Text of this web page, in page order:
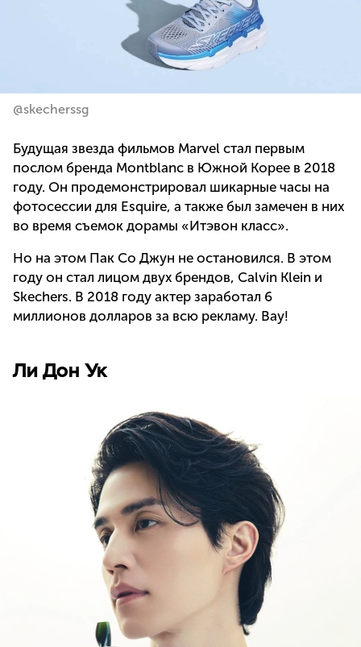
@skecherssg
Будущая звезда фильмов Marvel стал первым
послом бренда Montblanc в Южной Корее в 2018
году. Он продемонстрировал шикарные часы на
фотосессии для Esquire, а также был замечен в них
во время съемок дорамы «Итэвон класс».
Но на этом Пак Со Джун не остановился. В этом
году он стал лицом двух брендов, Calvin Klein и
Skechers. В 2018 году актер заработал 6
миллионов долларов за всю рекламу. Вау!
Ли Дон Ук